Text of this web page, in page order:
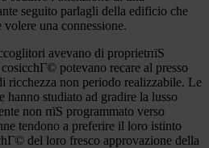
seguito parlagli della edificio che
una connessione.
avevano di proprietпїЅ
potevano recare al presso
ricchezza non periodo realizzabile. Le
hanno studiato ad gradire la lusso
non пїЅ programmato verso
tendono a preferire il loro istinto
del loro fresco approvazione della